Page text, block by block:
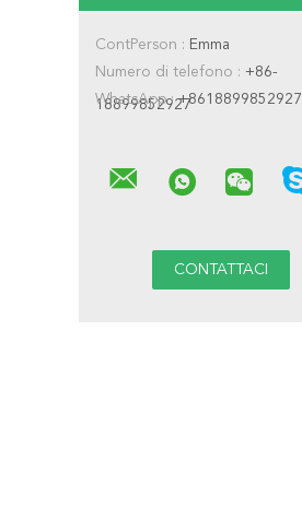
ContPerson : Emma
Numero di telefono : +86-
18899852927
WhatsApp :+8618899852927